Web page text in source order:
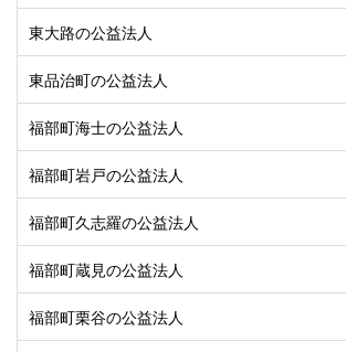
東大路の公益法人
東品治町の公益法人
福部町海士の公益法人
福部町岩戸の公益法人
福部町久志羅の公益法人
福部町蔵見の公益法人
福部町栗谷の公益法人